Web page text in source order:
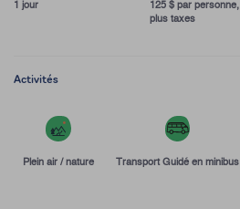
1 jour
125 $ par personne,
plus taxes
Activités
Plein air / nature Transport Guidé en minibus